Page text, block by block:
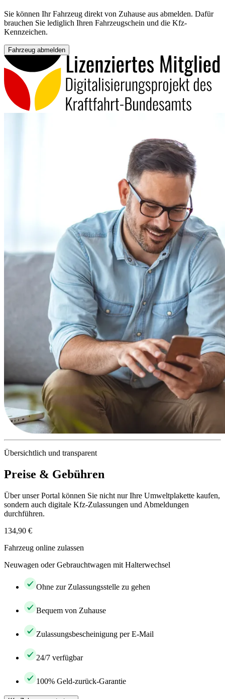
Sie können Ihr Fahrzeug direkt von Zuhause aus abmelden. Dafür
brauchen Sie lediglich Ihren Fahrzeugschein und die Kfz-
Kennzeichen.
Fahrzeug abmelden
Übersichtlich und transparent
Preise & Gebühren
Über unser Portal können Sie nicht nur Ihre Umweltplakette kaufen,
sondern auch digitale Kfz-Zulassungen und Abmeldungen
durchführen.
134,90 €
Fahrzeug online zulassen
Neuwagen oder Gebrauchtwagen mit Halterwechsel
Ohne zur Zulassungsstelle zu gehen
Bequem von Zuhause
Zulassungsbescheinigung per E-Mail
24/7 verfügbar
100% Geld-zurück-Garantie